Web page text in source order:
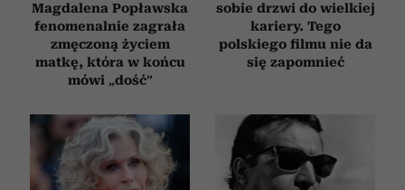
Magdalena Popławska
fenomenalnie zagrała
zmęczoną życiem
matkę, która w końcu
mówi „dość”
sobie drzwi do wielkiej
kariery. Tego
polskiego filmu nie da
się zapomnieć